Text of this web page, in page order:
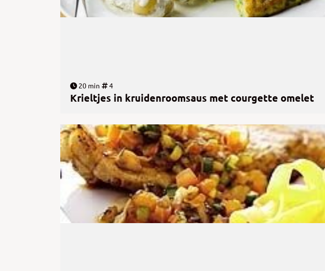
20 min 4
Krieltjes in kruidenroomsaus met courgette omelet